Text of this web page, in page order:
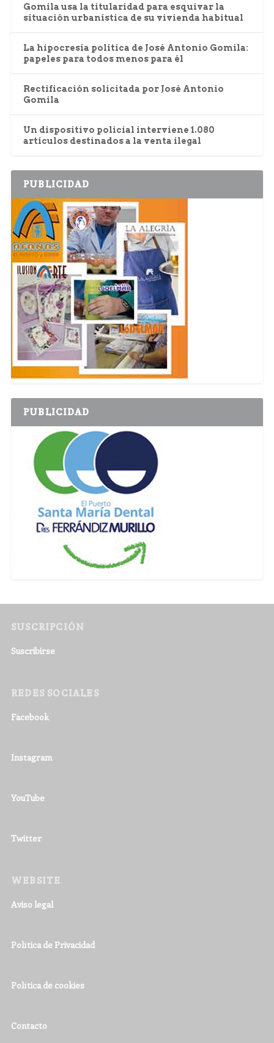
Gomila usa la titularidad para esquivar la
situación urbanística de su vivienda habitual
La hipocresía política de José Antonio Gomila:
papeles para todos menos para él
Rectificación solicitada por José Antonio
Gomila
Un dispositivo policial interviene 1.080
artículos destinados a la venta ilegal
PUBLICIDAD
PUBLICIDAD
SUSCRIPCIÓN
Suscribirse
REDES SOCIALES
Facebook
Instagram
YouTube
Twitter
WEBSITE
Aviso legal
Política de Privacidad
Política de cookies
Contacto